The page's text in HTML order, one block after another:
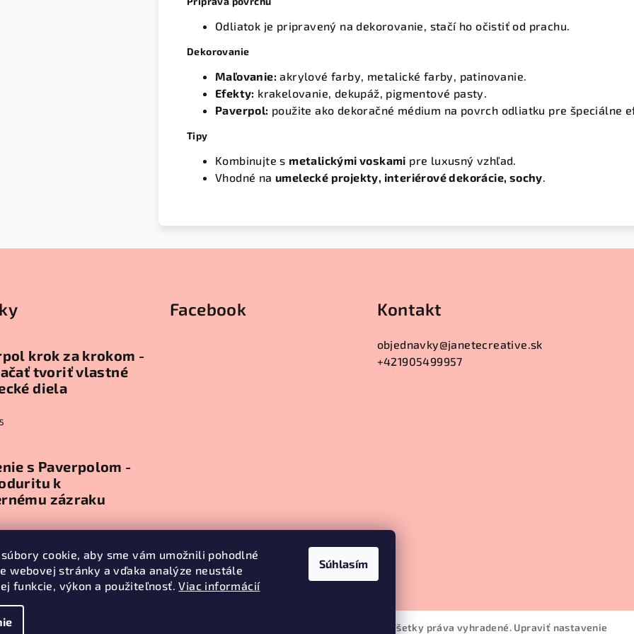
cookie, aby sme vám umožnili pohodlné
webovej stránky a vďaka analýze neustále
funkcie, výkon a použiteľnosť.Viac informácií
Súhlasím
Odliatok je pripravený na dekorovanie, stačí ho očistiť od prachu.
Dekorovanie
Maľovanie: akrylové farby, metalické farby, patinovanie.
Efekty: krakelovanie, dekupáž, pigmentové pasty.
Paverpol: použite ako dekoračné médium na povrch odliatku pre špeciálne
Tipy
Kombinujte s metalickými voskami pre luxusný vzhľad.
Vhodné na umelecké projekty, interiérové dekorácie, sochy
krok za krokom -
tvoriť vlastné
diela
s Paverpolom -
k
zázraku
Facebook Kontakt
objednavky@janetecreative.sk
+421905499957
. Všetky práva vyhradené. Upraviť nastavenie